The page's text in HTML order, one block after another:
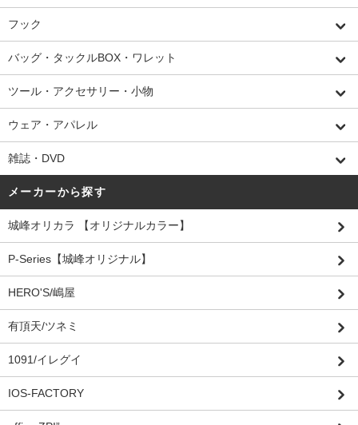
フック
バッグ・タックルBOX・ワレット
ツール・アクセサリー・小物
ウェア・アパレル
雑誌・DVD
メーカーから探す
城峰オリカラ 【オリジナルカラー】
P-Series【城峰オリジナル】
HERO'S/嶋屋
有頂天/ツネミ
1091/イレグイ
IOS-FACTORY